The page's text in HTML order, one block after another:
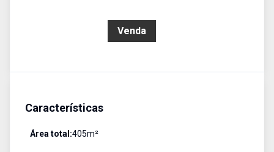
Venda
Características
Área total:405m²